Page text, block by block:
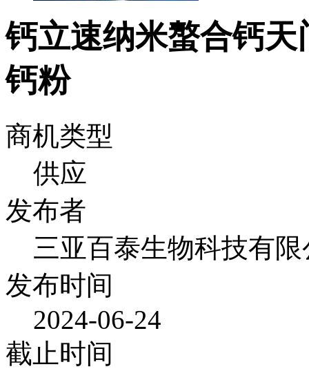
钙立速纳米螯合钙
钙粉
商机类型
供应
发布者
三亚百泰生物科技有
发布时间
2024-06-24
截止时间